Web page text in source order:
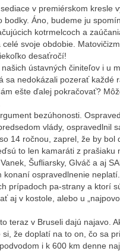
v premiérskom kresle
Áno, budeme ju
kotrmelcoch a
svoje obdobie.
desaťročí!
ústavných činiteľov i u
sa nedokázali pozerať každé
ešte ďalej pokračovať?
bezúhonosti.
vlády, ospravedlnil
14 ročnou, zaprel, že by bol
to len kamaráti z prašiaku
Šufliarsky, Glváč a aj
konaní ospravedlnenie
prípadoch pa-strany a ktorí
aj v kostole, alebo u
teraz v Bruseli dajú najavo.
že doplatí na to on, čo sa
i k 600 km denne